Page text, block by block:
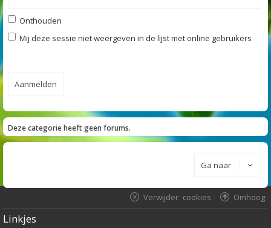
Onthouden
Mij deze sessie niet weergeven in de lijst met online gebruikers
Deze categorie heeft geen forums.
Ga naar
Omhoog
Verwijder cookies
Linkjes